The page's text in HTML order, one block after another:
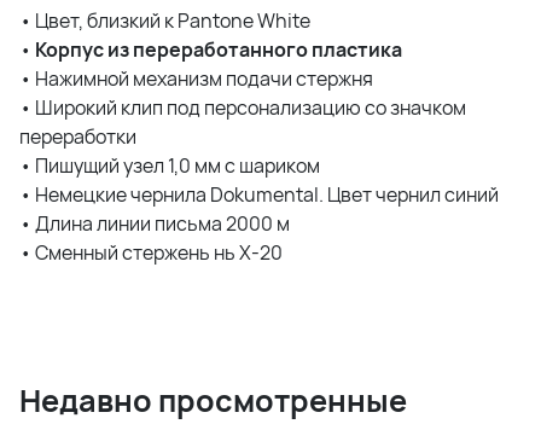
• Цвет, близкий к Pantone White
• Корпус из переработанного пластика
• Нажимной механизм подачи стержня
• Широкий клип под персонализацию со значком
переработки
• Пишущий узел 1,0 мм с шариком
• Немецкие чернила Dokumental. Цвет чернил синий
• Длина линии письма 2000 м
• Сменный стержень нь Х-20
Недавно просмотренные